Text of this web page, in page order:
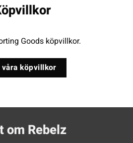
Goods köpvillkor.
våra köpvillkor
om Rebelz